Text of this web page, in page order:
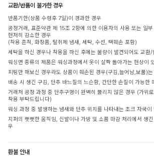
교환/반품이 불가한 경우
반품기한(상품 수령후 7일)이 경과한 경우
공정거래, 표준약관 제 15조 2항에 의한 이용자의 사용 또는 일
현저히 감소한 경우
(착용 흔적, 화장품, 탈취제 냄새, 세탁, 수선, 택훼손 포함)
세탁을 하신 경우나 착용을 하신 후에는 불량이 발견되어도 교환/
워싱면 종류의 제품은 워싱과정에서 옷이 살짝 돌아가는 현상이
피팅만 해보신 경우라도 상품이 훼손된 경우(구김,늘어남,보풀)는
배송 시 생긴 구김, 단추 바느질의 느슨함, 간단한 손질이 가능한
거래처 공정 과정 중 단추구멍이 완벽히 뚫리지 않은 경우 (가위
착용 부탁드립니다)
워싱 과정 중 발생하는 냄새와 단추 위치를 나타내는 초크 자국이
지퍼의 뻣뻣한 움직임, 신발이나 가방 및 소품 마감 처리에서 생
우
환불 안내